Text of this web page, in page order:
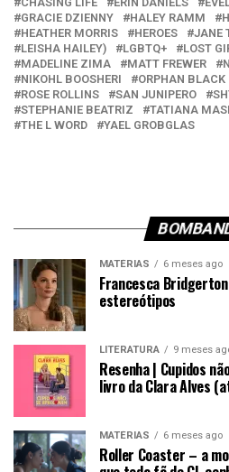
GRACIE DZIENNY
HALEY RAMM
HEATHER MORRIS
HEROES
JANE
LEISHA HAILEY)
LGBTQ+ LOST
MADELINE ZIMA
MATT FREWER
NIKOHL BOOSHERI
ORPHAN BLACK
ROSE ROLLINS
SAN JUNIPERO
STEPHANIE BEATRIZ
TATIANA
THE L WORD
YAEL GROBGLAS
MATÉRIAS 6 meses ago
Francesca
estereótipos
LITERATURA 9 meses
Resenha | Cupidos
livro da Clara Alves
MATÉRIAS 6 meses ago
Roller Coaster – a